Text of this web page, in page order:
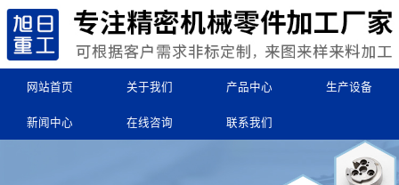
网站首页 关于我们 产品中心 生产设备
新闻中心 在线咨询 联系我们